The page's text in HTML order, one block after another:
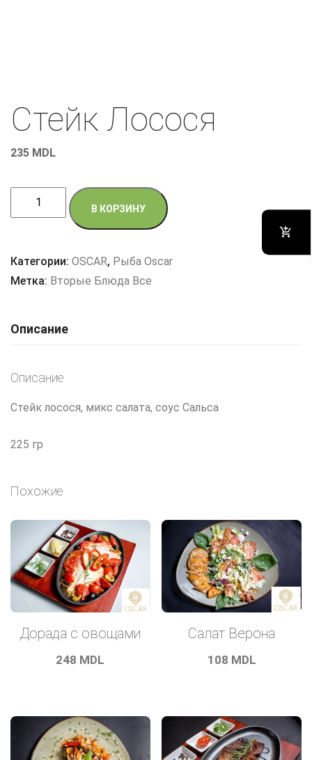
Стейк Лосося
235 MDL
Количество
товара
Лосося
В КОРЗИНУ
Категории: OSCAR, Рыба Oscar
Метка: Вторые Блюда Все
Описание
Описание
Стейк лосося, микс салата, соус Сальса
225 гр
Похожие
Дорада с овощами
248 MDL
Салат Верона
108 MDL